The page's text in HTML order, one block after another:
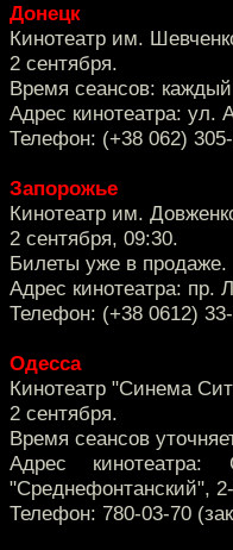
Донецк
Кинотеатр им.
2 сентября.
Время сеансов:
Адрес кинотеатра: ул.
Телефон: (+38 062)
Запорожье
Кинотеатр им.
2 сентября, 09:30.
Билеты уже в продаже.
Адрес кинотеатра: пр.
Телефон: (+38 0612)
Одесса
Кинотеатр "Синема
2 сентября.
Время сеансов
Адрес
"Среднефонтанский",
Телефон: 780-03-70